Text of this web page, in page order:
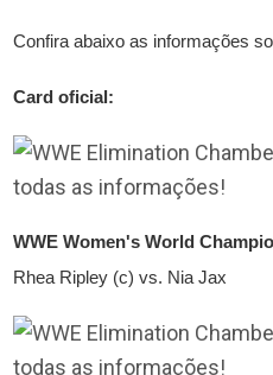
Confira abaixo as informações
Card oficial:
WWE Women's World
Rhea Ripley (c) vs. Nia Jax